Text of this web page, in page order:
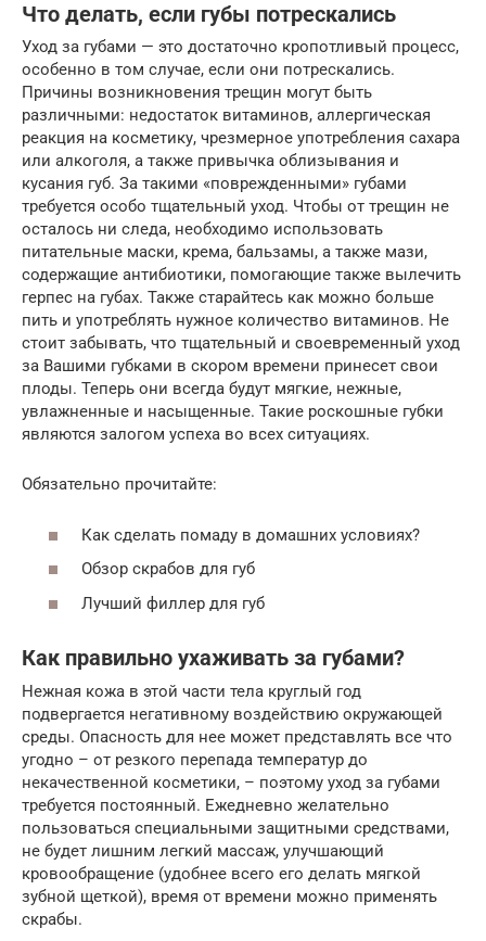
Что делать, если губы потрескались
Уход за губами — это достаточно кропотливый процесс,
особенно в том случае, если они потрескались.
Причины возникновения трещин могут быть
различными: недостаток витаминов, аллергическая
реакция на косметику, чрезмерное употребления сахара
или алкоголя, а также привычка облизывания и
кусания губ. За такими «поврежденными» губами
требуется особо тщательный уход. Чтобы от трещин не
осталось ни следа, необходимо использовать
питательные маски, крема, бальзамы, а также мази,
содержащие антибиотики, помогающие также вылечить
герпес на губах. Также старайтесь как можно больше
пить и употреблять нужное количество витаминов. Не
стоит забывать, что тщательный и своевременный уход
за Вашими губками в скором времени принесет свои
плоды. Теперь они всегда будут мягкие, нежные,
увлажненные и насыщенные. Такие роскошные губки
являются залогом успеха во всех ситуациях.
Обязательно прочитайте:
Как сделать помаду в домашних условиях?
Обзор скрабов для губ
Лучший филлер для губ
Как правильно ухаживать за губами?
Нежная кожа в этой части тела круглый год
подвергается негативному воздействию окружающей
среды. Опасность для нее может представлять все что
угодно – от резкого перепада температур до
некачественной косметики, – поэтому уход за губами
требуется постоянный. Ежедневно желательно
пользоваться специальными защитными средствами,
не будет лишним легкий массаж, улучшающий
кровообращение (удобнее всего его делать мягкой
зубной щеткой), время от времени можно применять
скрабы.